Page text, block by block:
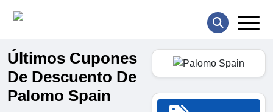
Últimos Cupones
De Descuento De
Palomo Spain